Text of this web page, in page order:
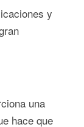
y
una
hace que